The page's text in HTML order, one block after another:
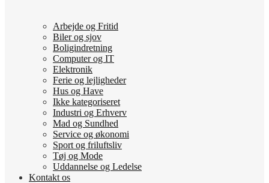
Arbejde og Fritid
Biler og sjov
Boligindretning
Computer og IT
Elektronik
Ferie og lejligheder
Hus og Have
Ikke kategoriseret
Industri og Erhverv
Mad og Sundhed
Service og økonomi
Sport og friluftsliv
Tøj og Mode
Uddannelse og Ledelse
Kontakt os